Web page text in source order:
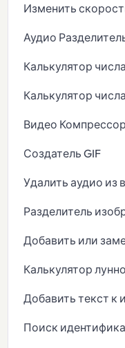
Изменить
Аудио
Калькулятор
Калькулятор
Видео Компрессор
Создатель GIF
Удалить аудио из
Разделитель
Добавить или
Калькулятор
Добавить текст к
Поиск